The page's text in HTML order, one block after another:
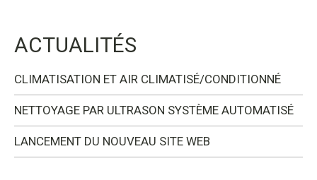
ACTUALITÉS
CLIMATISATION ET AIR CLIMATISÉ/CONDITIONNÉ
NETTOYAGE PAR ULTRASON SYSTÈME AUTOMATISÉ
LANCEMENT DU NOUVEAU SITE WEB